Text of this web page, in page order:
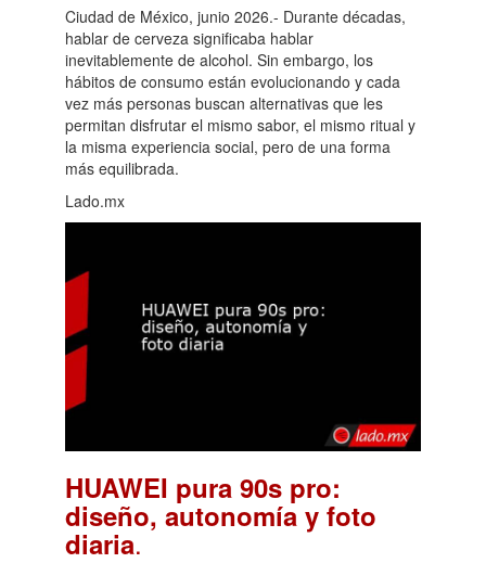
Ciudad de México, junio 2026.- Durante décadas,
hablar de cerveza significaba hablar
inevitablemente de alcohol. Sin embargo, los
hábitos de consumo están evolucionando y cada
vez más personas buscan alternativas que les
permitan disfrutar el mismo sabor, el mismo ritual y
la misma experiencia social, pero de una forma
más equilibrada.
Lado.mx
HUAWEI pura 90s pro:
diseño, autonomía y foto
diaria.